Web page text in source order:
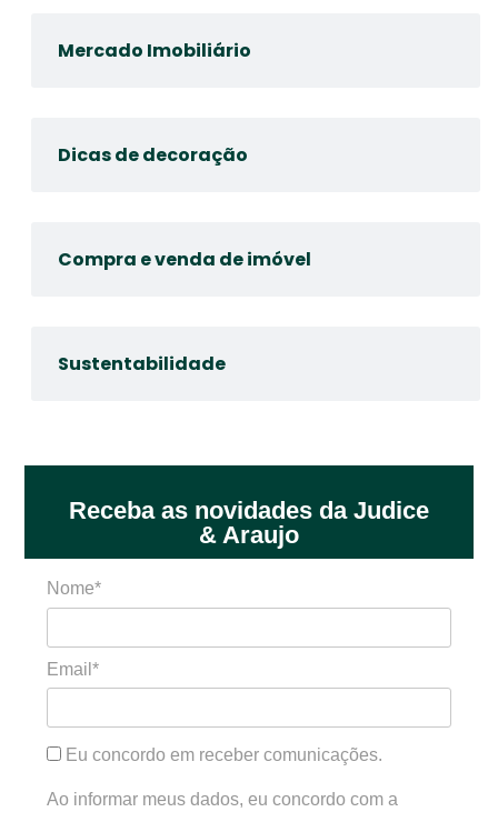
Mercado Imobiliário
Dicas de decoração
Compra e venda de imóvel
Sustentabilidade
Receba as novidades da Judice
& Araujo
Nome*
Email*
Eu concordo em receber comunicações.
Ao informar meus dados, eu concordo com a